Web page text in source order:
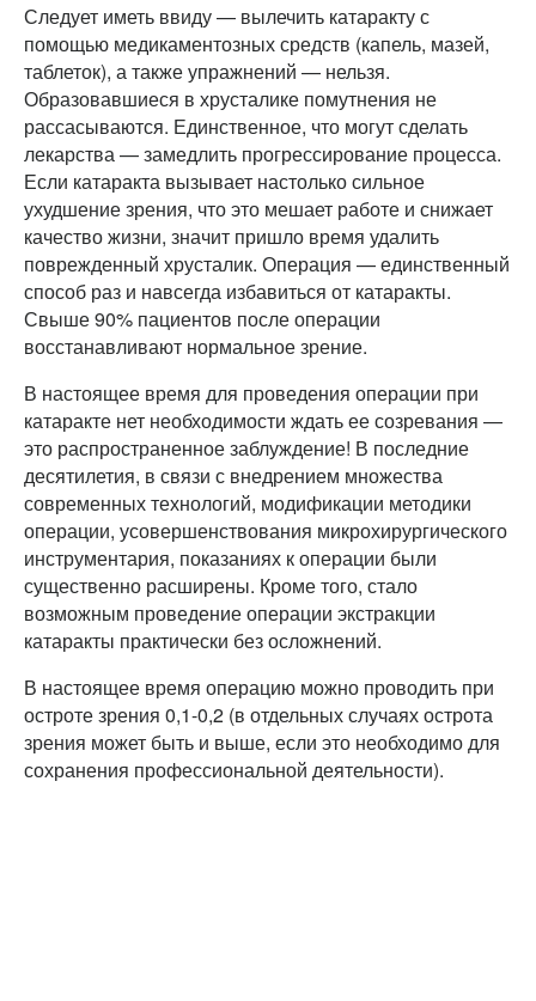
Следует иметь ввиду — вылечить катаракту с
помощью медикаментозных средств (капель, мазей,
таблеток), а также упражнений — нельзя.
Образовавшиеся в хрусталике помутнения не
рассасываются. Единственное, что могут сделать
лекарства — замедлить прогрессирование процесса.
Если катаракта вызывает настолько сильное
ухудшение зрения, что это мешает работе и снижает
качество жизни, значит пришло время удалить
поврежденный хрусталик. Операция — единственный
способ раз и навсегда избавиться от катаракты.
Свыше 90% пациентов после операции
восстанавливают нормальное зрение.
В настоящее время для проведения операции при
катаракте нет необходимости ждать ее созревания —
это распространенное заблуждение! В последние
десятилетия, в связи с внедрением множества
современных технологий, модификации методики
операции, усовершенствования микрохирургического
инструментария, показаниях к операции были
существенно расширены. Кроме того, стало
возможным проведение операции экстракции
катаракты практически без осложнений.
В настоящее время операцию можно проводить при
остроте зрения 0,1-0,2 (в отдельных случаях острота
зрения может быть и выше, если это необходимо для
сохранения профессиональной деятельности).